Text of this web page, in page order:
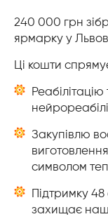
240 000 грн
ярмарку у
Ці кошти
Закупівлю
символом
Підтримку
захищає